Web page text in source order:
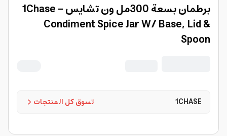
برطمان بسعة 300مل ون تشايس 1Chase -
Condiment Spice Jar W/ Base, Lid &
Spoon
تسوق كل المنتجات 1CHASE